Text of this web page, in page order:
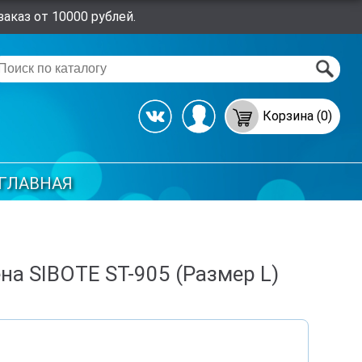
от 10000 рублей.
Корзина (0)
ГЛАВНАЯ
SIBOTE ST-905 (Размер L)